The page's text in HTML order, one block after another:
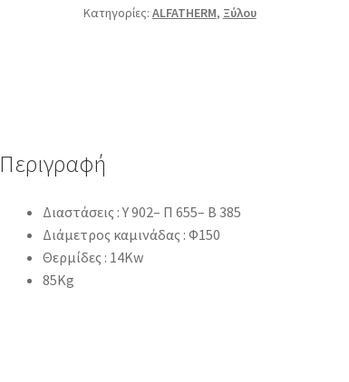
Κατηγορίες: ALFATHERM, Ξύλου
Περιγραφή
Διαστάσεις : Υ 902– Π 655– Β 385
Διάμετρος καμινάδας : Φ150
Θερμίδες : 14Kw
85Kg